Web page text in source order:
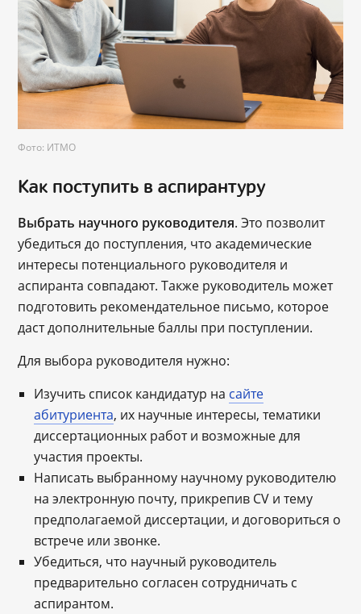
Фото: ИТМО
Как поступить в аспирантуру
Выбрать научного руководителя. Это позволит
убедиться до поступления, что академические
интересы потенциального руководителя и
аспиранта совпадают. Также руководитель может
подготовить рекомендательное письмо, которое
даст дополнительные баллы при поступлении.
Для выбора руководителя нужно:
Изучить список кандидатур на сайте
абитуриента, их научные интересы, тематики
диссертационных работ и возможные для
участия проекты.
Написать выбранному научному руководителю
на электронную почту, прикрепив CV и тему
предполагаемой диссертации, и договориться о
встрече или звонке.
Убедиться, что научный руководитель
предварительно согласен сотрудничать с
аспирантом.